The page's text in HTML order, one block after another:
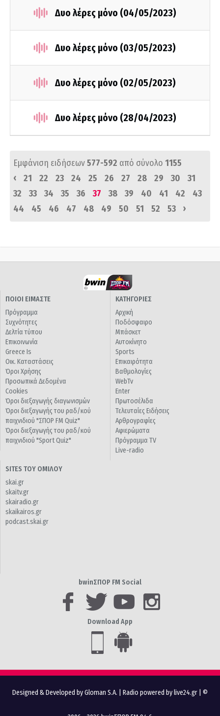
Δυο λέρες μόνο (04/05/2023)
Δυο λέρες μόνο (03/05/2023)
Δυο λέρες μόνο (02/05/2023)
Δυο λέρες μόνο (28/04/2023)
Εμφάνιση ειδήσεων577-592 από σύνολο 1155
‹
21 22 23 24 25 26 27 28 29 30
31
32
33 34 35 36 37 38 39 40 41 42
43
44
45 46 47 48 49 50 51 52 53 ›
ΠΟΙΟΙ ΕΙΜΑΣΤΕ
Πρόγραμμα
Συχνότητες
Δελτία τύπου
Επικοινωνία
Greece Is
Οικ. Καταστάσεις
Όροι Χρήσης
Προσωπικά Δεδομένα
Cookies
Όροι διεξαγωγής διαγωνισμών
Όροι διεξαγωγής του ραδ/κού
παιχνιδιού "ΣΠΟΡ FM Quiz"
Όροι διεξαγωγής του ραδ/κού
παιχνιδιού "Sport Quiz"
ΚΑΤΗΓΟΡΙΕΣ
Αρχική
Ποδόσφαιρο
Μπάσκετ
Αυτοκίνητο
Sports
Επικαιρότητα
Βαθμολογίες
WebTv
Enter
Πρωτοσέλιδα
Τελευταίες Ειδήσεις
Αρθρογραφίες
Αφιερώματα
Πρόγραμμα TV
Live-radio
SITES ΤΟΥ ΟΜΙΛΟΥ
skai.gr
skaitv.gr
skairadio.gr
skaikairos.gr
podcast.skai.gr
bwinΣΠΟΡ FM Social
Download App
Designed & Developed by Gloman S.A. Radio powered by live24.gr | ©